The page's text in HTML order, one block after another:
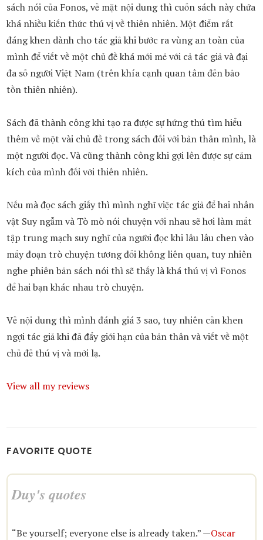
sách nói của Fonos, về mặt nội dung thì cuốn sách này chứa
khá nhiều kiến thức thú vị về thiên nhiên. Một điểm rất
đáng khen dành cho tác giả khi bước ra vùng an toàn của
mình để viết về một chủ đề khá mới mẻ với cả tác giả và đại
đa số người Việt Nam (trên khía cạnh quan tâm đến bảo
tồn thiên nhiên).
Sách đã thành công khi tạo ra được sự hứng thú tìm hiểu
thêm về một vài chủ đề trong sách đối với bản thân mình, là
một người đọc. Và cũng thành công khi gợi lên được sự cảm
kích của mình đối với thiên nhiên.
Nếu mà đọc sách giấy thì mình nghĩ việc tác giả để hai nhân
vật Suy ngẫm và Tò mò nói chuyện với nhau sẽ hơi làm mất
tập trung mạch suy nghĩ của người đọc khi lâu lâu chen vào
mấy đoạn trò chuyện tương đối không liên quan, tuy nhiên
nghe phiên bản sách nói thì sẽ thấy là khá thú vị vì Fonos
để hai bạn khác nhau trò chuyện.
Về nội dung thì mình đánh giá 3 sao, tuy nhiên cần khen
ngợi tác giả khi đã đẩy giới hạn của bản thân và viết về một
chủ đề thú vị và mới lạ.
View all my reviews
FAVORITE QUOTE
Duy's quotes
“Be yourself; everyone else is already taken.” —Oscar